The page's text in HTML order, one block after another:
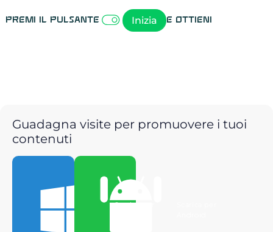
Premi il pulsante Inizia e ottieni
Guadagna visite per promuovere i tuoi
contenuti
Scarica per